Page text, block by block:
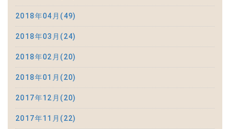
2018年04月(49)
2018年03月(24)
2018年02月(20)
2018年01月(20)
2017年12月(20)
2017年11月(22)